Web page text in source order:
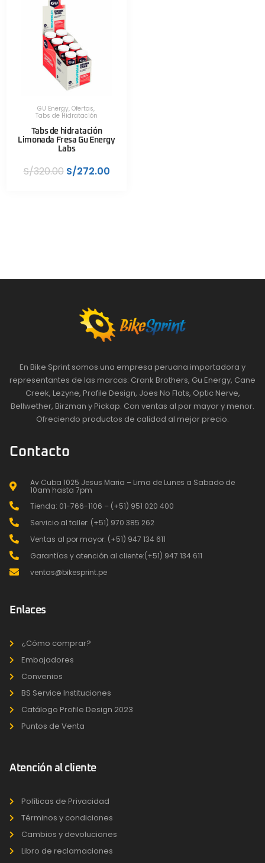
GU Energy, Ofertas,
Tabs de Hidratación
Tabs de hidratación
Limonada Fresa Gu Energy
Labs
S/320.00 S/272.00
En Bike Sprint somos una empresa peruana importadora y
representantes de las marcas: Crank Brothers, Gu Energy, Cane
Creek, Lezyne, Profile Design, Joes No Flats, Optic Nerve,
Bellwether, Birzman y Pickap. Con ventas al por mayor y menor.
Ofreciendo productos de calidad al mejor precio.
Contacto
Av Cuba 1025 Jesus Maria – Lima de Lunes a Sabado de
10am hasta 7pm
Tienda: 01-766-1106 – (+51) 951 020 400
Servicio al taller: (+51) 970 385 262
Ventas al por mayor: (+51) 947 134 611
Garantías y atención al cliente:(+51) 947 134 611
ventas@bikesprint.pe
Enlaces
¿Cómo comprar?
Embajadores
Convenios
BS Service Instituciones
Catálogo Profile Design 2023
Puntos de Venta
Atención al cliente
Políticas de Privacidad
Términos y condiciones
Cambios y devoluciones
Libro de reclamaciones